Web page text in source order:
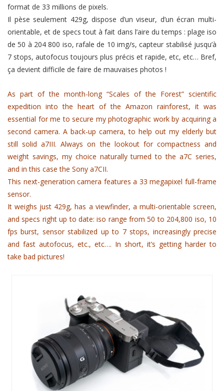
format de 33 millions de pixels.
Il pèse seulement 429g, dispose d’un viseur, d’un écran multi-
orientable, et de specs tout à fait dans l’aire du temps : plage iso
de 50 à 204 800 iso, rafale de 10 img/s, capteur stabilisé jusqu’à
7 stops, autofocus toujours plus précis et rapide, etc, etc… Bref,
ça devient difficile de faire de mauvaises photos !
As part of the month-long “Scales of the Forest” scientific
expedition into the heart of the Amazon rainforest, it was
essential for me to secure my photographic work by acquiring a
second camera. A back-up camera, to help out my elderly but
still solid a7III. Always on the lookout for compactness and
weight savings, my choice naturally turned to the a7C series,
and in this case the Sony a7CII.
This next-generation camera features a 33 megapixel full-frame
sensor.
It weighs just 429g, has a viewfinder, a multi-orientable screen,
and specs right up to date: iso range from 50 to 204,800 iso, 10
fps burst, sensor stabilized up to 7 stops, increasingly precise
and fast autofocus, etc., etc…. In short, it’s getting harder to
take bad pictures!